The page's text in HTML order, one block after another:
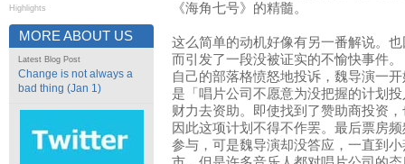
Highlights
MORE ABOUT US
Latest Blog Post
Change is not always a
bad thing (Jan 1)
《海角七号》的精髓。
这么简单的动机好像有另一番解说。
而引发了一段没被证实的不愉快事件
自己的部落格愤怒地投诉，魏导演一
是「唱片公司不愿意为没把握的计划
财力去资助。即使找到了赞助商投资
因此这项计划不得不作罢。最后票房
参与，可是魏导演却没答应，一直到